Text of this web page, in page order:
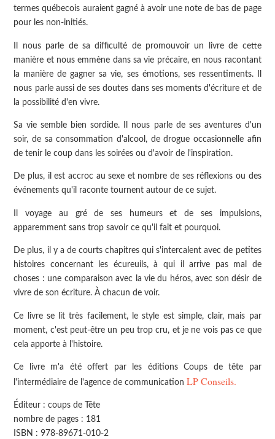
termes québecois auraient gagné à avoir une note de bas de page
pour les non-initiés.
Il nous parle de sa difficulté de promouvoir un livre de cette
manière et nous emmène dans sa vie précaire, en nous racontant
la manière de gagner sa vie, ses émotions, ses ressentiments. Il
nous parle aussi de ses doutes dans ses moments d'écriture et de
la possibilité d'en vivre.
Sa vie semble bien sordide. Il nous parle de ses aventures d'un
soir, de sa consommation d'alcool, de drogue occasionnelle afin
de tenir le coup dans les soirées ou d'avoir de l'inspiration.
De plus, il est accroc au sexe et nombre de ses réflexions ou des
événements qu'il raconte tournent autour de ce sujet.
Il voyage au gré de ses humeurs et de ses impulsions,
apparemment sans trop savoir ce qu'il fait et pourquoi.
De plus, il y a de courts chapitres qui s'intercalent avec de petites
histoires concernant les écureuils, à qui il arrive pas mal de
choses : une comparaison avec la vie du héros, avec son désir de
vivre de son écriture. À chacun de voir.
Ce livre se lit très facilement, le style est simple, clair, mais par
moment, c'est peut-être un peu trop cru, et je ne vois pas ce que
cela apporte à l'histoire.
Ce livre m'a été offert par les éditions Coups de tête par
l'intermédiaire de l'agence de communication LP Conseils.
Éditeur : coups de Tête
nombre de pages : 181
ISBN : 978-89671-010-2